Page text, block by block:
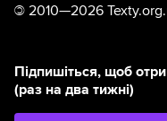
© 2010—2026
Підпишіться, щоб
(раз на два тижні)